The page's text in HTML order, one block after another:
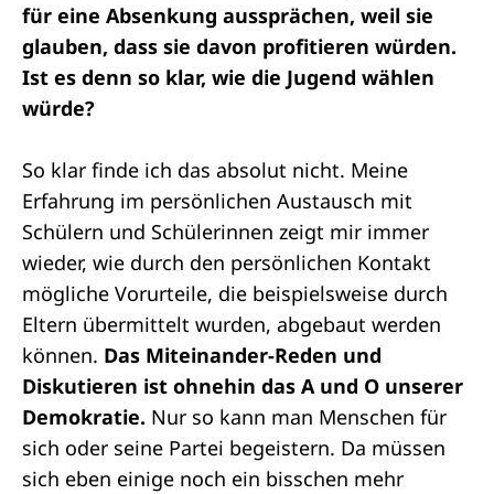
für eine Absenkung aussprächen, weil sie
glauben, dass sie davon profitieren würden.
Ist es denn so klar, wie die Jugend wählen
würde?
So klar finde ich das absolut nicht. Meine
Erfahrung im persönlichen Austausch mit
Schülern und Schülerinnen zeigt mir immer
wieder, wie durch den persönlichen Kontakt
mögliche Vorurteile, die beispielsweise durch
Eltern übermittelt wurden, abgebaut werden
können. Das Miteinander-Reden und
Diskutieren ist ohnehin das A und O unserer
Demokratie. Nur so kann man Menschen für
sich oder seine Partei begeistern. Da müssen
sich eben einige noch ein bisschen mehr